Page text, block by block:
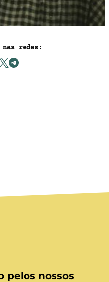
nas redes:
pelos nossos